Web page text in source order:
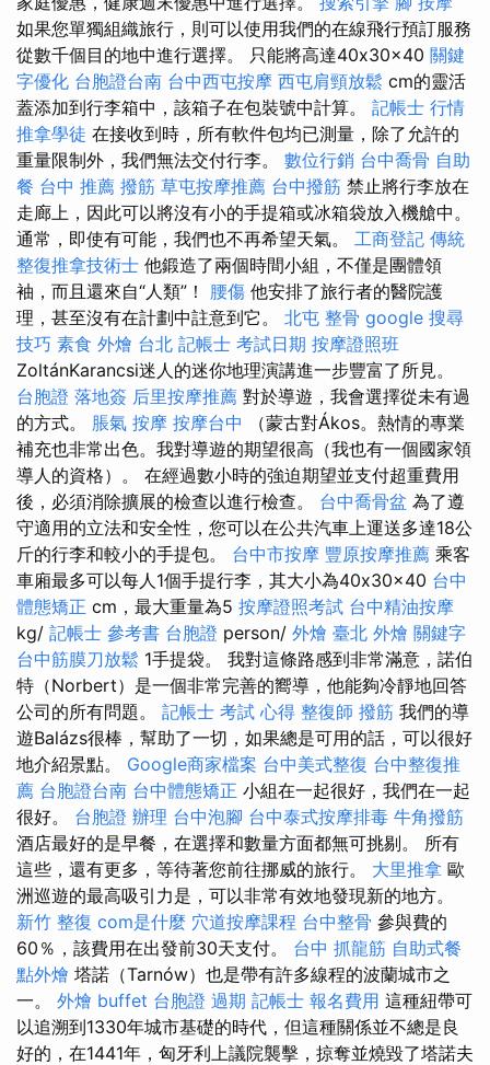
如果您單獨組織旅行，則可以使用我們的在線飛行預訂服務
從數千個目的地中進行選擇。 只能將高達40x30x40 關鍵
字優化 台胞證台南 台中西屯按摩 西屯肩頸放鬆 cm的靈活
蓋添加到行李箱中，該箱子在包裝號中計算。 記帳士 行情
推拿學徒 在接收到時，所有軟件包均已測量，除了允許的
重量限制外，我們無法交付行李。 數位行銷 台中喬骨 自助
餐 台中 推薦 撥筋 草屯按摩推薦 台中撥筋 禁止將行李放在
走廊上，因此可以將沒有小的手提箱或冰箱袋放入機艙中。
通常，即使有可能，我們也不再希望天氣。 工商登記 傳統
整復推拿技術士 他鍛造了兩個時間小組，不僅是團體領
袖，而且還來自“人類”！ 腰傷 他安排了旅行者的醫院護
理，甚至沒有在計劃中註意到它。 北屯 整骨 google 搜尋
技巧 素食 外燴 台北 記帳士 考試日期 按摩證照班
ZoltánKarancsi迷人的迷你地理演講進一步豐富了所見。
台胞證 落地簽 后里按摩推薦 對於導遊，我會選擇從未有過
的方式。 脹氣 按摩 按摩台中 （蒙古對Ákos。熱情的專業
補充也非常出色。我對導遊的期望很高（我也有一個國家領
導人的資格）。 在經過數小時的強迫期望並支付超重費用
後，必須消除擴展的檢查以進行檢查。 台中喬骨盆 為了遵
守適用的立法和安全性，您可以在公共汽車上運送多達18公
斤的行李和較小的手提包。 台中市按摩 豐原按摩推薦 乘客
車廂最多可以每人1個手提行李，其大小為40x30x40 台中
體態矯正 cm，最大重量為5 按摩證照考試 台中精油按摩
kg/ 記帳士 參考書 台胞證 person/ 外燴 臺北 外燴 關鍵字
台中筋膜刀放鬆 1手提袋。 我對這條路感到非常滿意，諾伯
特（Norbert）是一個非常完善的嚮導，他能夠冷靜地回答
公司的所有問題。 記帳士 考試 心得 整復師 撥筋 我們的導
遊Balázs很棒，幫助了一切，如果總是可用的話，可以很好
地介紹景點。 Google商家檔案 台中美式整復 台中整復推
薦 台胞證台南 台中體態矯正 小組在一起很好，我們在一起
很好。 台胞證 辦理 台中泡腳 台中泰式按摩排毒 牛角撥筋
酒店最好的是早餐，在選擇和數量方面都無可挑剔。 所有
這些，還有更多，等待著您前往挪威的旅行。 大里推拿 歐
洲巡遊的最高吸引力是，可以非常有效地發現新的地方。
新竹 整復 com是什麼 穴道按摩課程 台中整骨 參與費的
60％，該費用在出發前30天支付。 台中 抓龍筋 自助式餐
點外燴 塔諾（Tarnów）也是帶有許多線程的波蘭城市之
一。 外燴 buffet 台胞證 過期 記帳士 報名費用 這種紐帶可
以追溯到1330年城市基礎的時代，但這種關係並不總是良
好的，在1441年，匈牙利上議院襲擊，掠奪並燒毀了塔諾夫